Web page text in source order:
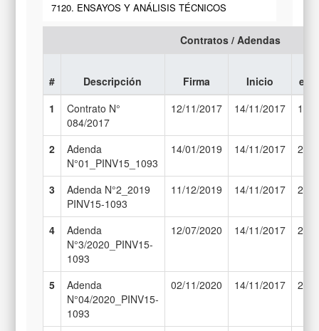
7120. ENSAYOS Y ANÁLISIS TÉCNICOS
Contratos / Adendas
# Descripción Firma Inicio
1
Contrato N°
084/2017
12/11/2017 14/11/2017 13/
2
Adenda
N°01_PINV15_1093
14/01/2019 14/11/2017 29/
3
Adenda N°2_2019
PINV15-1093
11/12/2019 14/11/2017 29/
4
Adenda
N°3/2020_PINV15-
1093
12/07/2020 14/11/2017 29/
5
Adenda
N°04/2020_PINV15-
1093
02/11/2020 14/11/2017 29/